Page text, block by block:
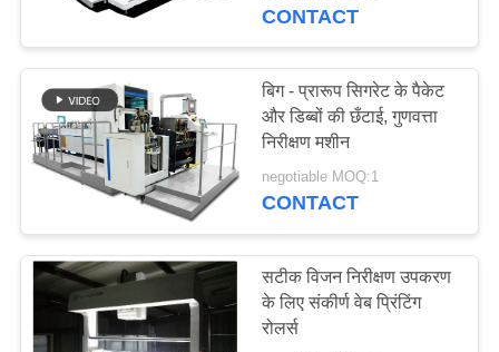
PRIVACY
POLICYपैकेजिंग निरीक्षण उपकरण
फूलों का वर्गीकरण
0
CONTACT
बिग - प्रारूप सिगरेट के पैकेट
और डिब्बों की छँटाई, गुणवत्ता
निरीक्षण मशीन
negotiable MOQ:1
CONTACT
सटीक विजन निरीक्षण उपकरण
के लिए संकीर्ण वेब प्रिंटिंग
रोलर्स